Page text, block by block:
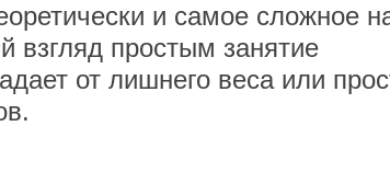
и самое сложное
взгляд простым занятие
от лишнего веса или